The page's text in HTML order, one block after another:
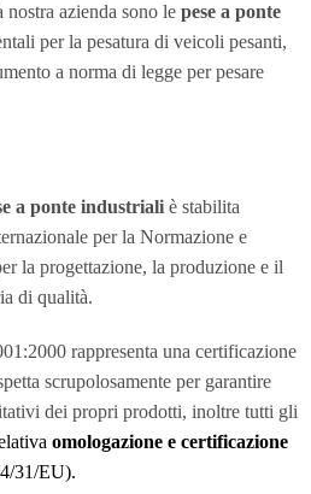
azienda sono le pese a ponte
per la pesatura di veicoli pesanti,
a norma di legge per pesare
a ponte industriali è stabilita
per la Normazione e
la progettazione, la produzione e il
di qualità.
rappresenta una certificazione
scrupolosamente per garantire
dei propri prodotti, inoltre tutti gli
omologazione e certificazione
31/EU).